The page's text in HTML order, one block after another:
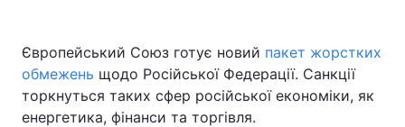
Європейський Союз готує новий пакет жорстких
обмежень щодо Російської Федерації. Санкції
торкнуться таких сфер російської економіки, як
енергетика, фінанси та торгівля.